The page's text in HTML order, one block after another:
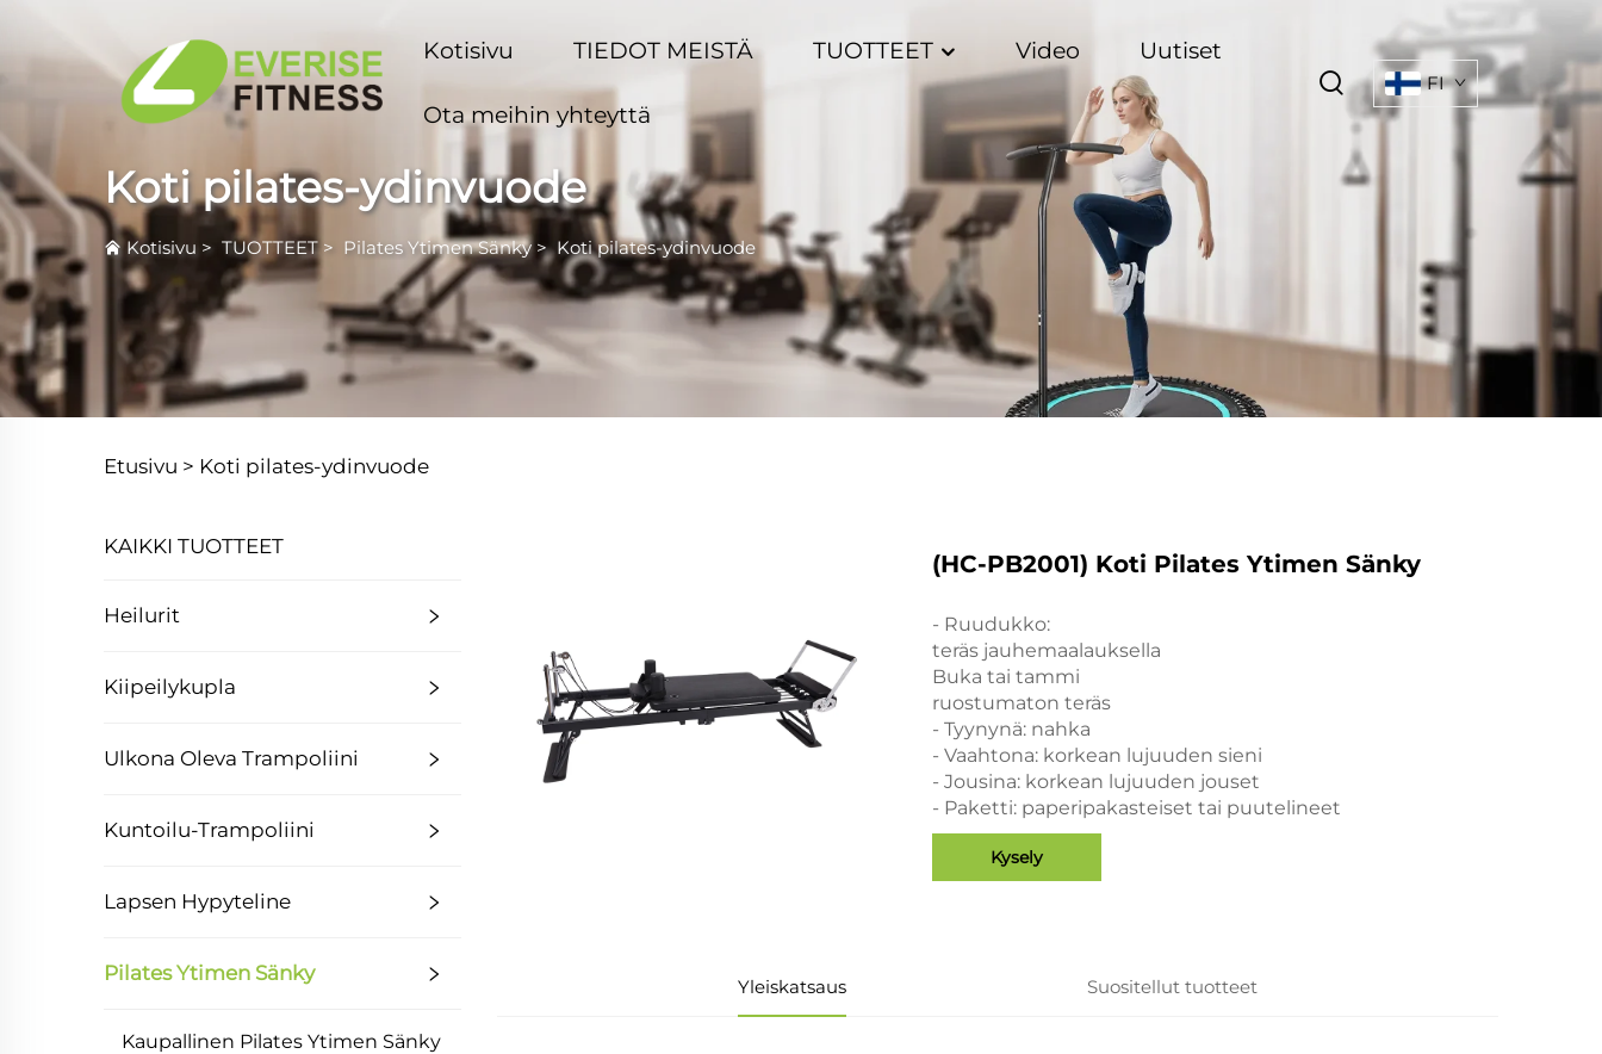
Kotisivu TIEDOT MEISTÄ TUOTTEET Video Uutiset
Ota meihin yhteyttä
FI
Koti pilates-ydinvuode
Kotisivu > TUOTTEET > Pilates Ytimen Sänky>Koti pilates-ydinvuode
Etusivu > Koti pilates-ydinvuode
KAIKKI TUOTTEET
Heilurit
Kiipeilykupla
Ulkona Oleva Trampoliini
Kuntoilu-Trampoliini
Lapsen Hypyteline
Pilates Ytimen Sänky
Kaupallinen Pilates Ytimen Sänky
(HC-PB2001) Koti Pilates Ytimen Sänky
- Ruudukko:
teräs jauhemaalauksella
Buka tai tammi
ruostumaton teräs
- Tyynynä: nahka
- Vaahtona: korkean lujuuden sieni
- Jousina: korkean lujuuden jouset
- Paketti: paperipakasteiset tai puutelineet
Kysely
Yleiskatsaus Suositellut tuotteet